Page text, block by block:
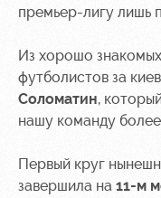
премьер-лигу лишь
Из хорошо
футболистов за
Соломатин,
нашу команду
Первый круг
завершила на 11-м